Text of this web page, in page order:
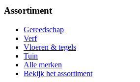
Assortiment
Gereedschap
Verf
Vloeren & tegels
Tuin
Alle merken
Bekijk het assortiment